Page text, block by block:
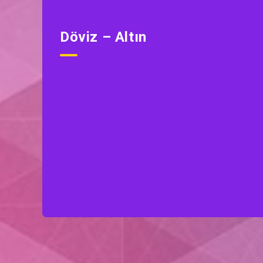
Döviz – Altın